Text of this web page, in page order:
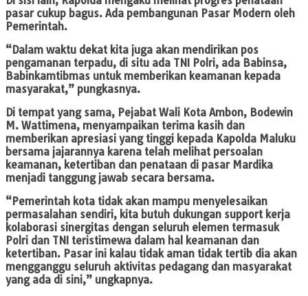
pasar cukup bagus. Ada pembangunan Pasar Modern oleh
Pemerintah.
“Dalam waktu dekat kita juga akan mendirikan pos
pengamanan terpadu, di situ ada TNI Polri, ada Babinsa,
Babinkamtibmas untuk memberikan keamanan kepada
masyarakat,” pungkasnya.
Di tempat yang sama, Pejabat Wali Kota Ambon, Bodewin
M. Wattimena, menyampaikan terima kasih dan
memberikan apresiasi yang tinggi kepada Kapolda Maluku
bersama jajarannya karena telah melihat persoalan
keamanan, ketertiban dan penataan di pasar Mardika
menjadi tanggung jawab secara bersama.
“Pemerintah kota tidak akan mampu menyelesaikan
permasalahan sendiri, kita butuh dukungan support kerja
kolaborasi sinergitas dengan seluruh elemen termasuk
Polri dan TNI teristimewa dalam hal keamanan dan
ketertiban. Pasar ini kalau tidak aman tidak tertib dia akan
mengganggu seluruh aktivitas pedagang dan masyarakat
yang ada di sini,” ungkapnya.